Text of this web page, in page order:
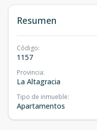
Resumen
Código:
1157
Provincia:
La Altagracia
Tipo de inmueble:
Apartamentos